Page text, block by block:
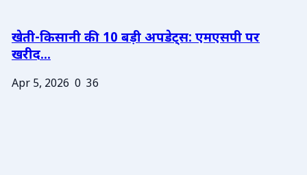
खेती-किसानी की 10 बड़ी अपडेट्स: एमएसपी पर
खरीद...
Apr 5, 2026 0 36